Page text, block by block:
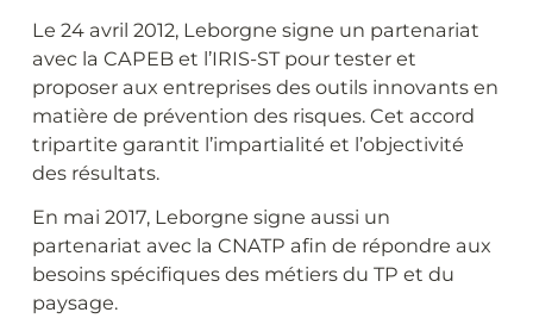
Le 24 avril 2012, Leborgne signe un partenariat
avec la CAPEB et l’IRIS-ST pour tester et
proposer aux entreprises des outils innovants en
matière de prévention des risques. Cet accord
tripartite garantit l’impartialité et l’objectivité
des résultats.
En mai 2017, Leborgne signe aussi un
partenariat avec la CNATP afin de répondre aux
besoins spécifiques des métiers du TP et du
paysage.